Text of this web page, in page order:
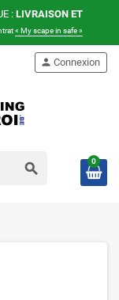
: LIVRAISON ET
« My scape in safe »
search
person Connexion
0